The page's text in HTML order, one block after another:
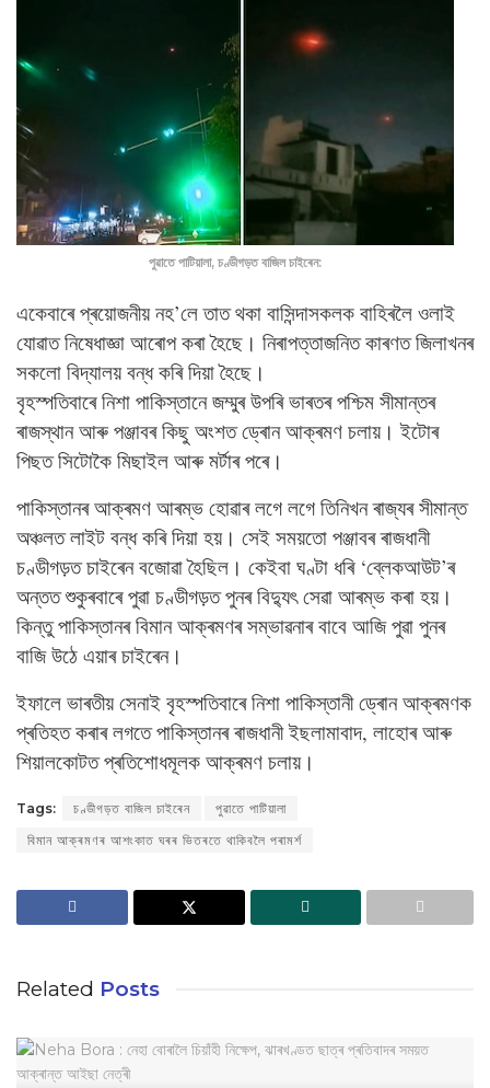
পুৱাতে পাটিয়ালা, চণ্ডীগড়ত বাজিল চাইৰেন:
একেবাৰে প্ৰয়োজনীয় নহ’লে তাত থকা বাসিন্দাসকলক বাহিৰলৈ ওলাই
যোৱাত নিষেধাজ্ঞা আৰোপ কৰা হৈছে। নিৰাপত্তাজনিত কাৰণত জিলাখনৰ
সকলো বিদ্যালয় বন্ধ কৰি দিয়া হৈছে।
বৃহস্পতিবাৰে নিশা পাকিস্তানে জম্মুৰ উপৰি ভাৰতৰ পশ্চিম সীমান্তৰ
ৰাজস্থান আৰু পঞ্জাবৰ কিছু অংশত ড্ৰোন আক্ৰমণ চলায়। ইটোৰ
পিছত সিটোকৈ মিছাইল আৰু মৰ্টাৰ পৰে।
পাকিস্তানৰ আক্ৰমণ আৰম্ভ হোৱাৰ লগে লগে তিনিখন ৰাজ্যৰ সীমান্ত
অঞ্চলত লাইট বন্ধ কৰি দিয়া হয়। সেই সময়তো পঞ্জাবৰ ৰাজধানী
চণ্ডীগড়ত চাইৰেন বজোৱা হৈছিল। কেইবা ঘণ্টা ধৰি ‘ব্লেকআউট’ৰ
অন্তত শুকুৰবাৰে পুৱা চণ্ডীগড়ত পুনৰ বিদ্যুৎ সেৱা আৰম্ভ কৰা হয়।
কিন্তু পাকিস্তানৰ বিমান আক্ৰমণৰ সম্ভাৱনাৰ বাবে আজি পুৱা পুনৰ
বাজি উঠে এয়াৰ চাইৰেন।
ইফালে ভাৰতীয় সেনাই বৃহস্পতিবাৰে নিশা পাকিস্তানী ড্ৰোন আক্ৰমণক
প্ৰতিহত কৰাৰ লগতে পাকিস্তানৰ ৰাজধানী ইছলামাবাদ, লাহোৰ আৰু
শিয়ালকোটত প্ৰতিশোধমূলক আক্ৰমণ চলায়।
Tags: চণ্ডীগড়ত বাজিল চাইৰেন
পুৱাতে পাটিয়ালা
বিমান আক্ৰমণৰ আশংকাত ঘৰৰ ভিতৰতে থাকিবলৈ পৰামৰ্শ
Related Posts